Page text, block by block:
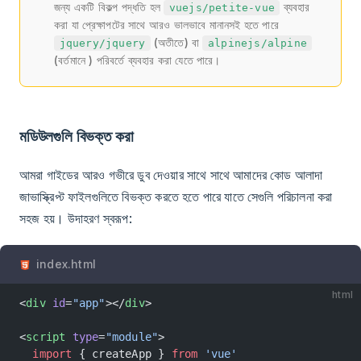
জন্য একটি বিকল্প পদ্ধতি হল vuejs/petite-vue
ব্যবহার
করা যা প্রেক্ষাপটের সাথে আরও ভালভাবে মানানসই হতে পারে
jquery/jquery (অতীতে) বা alpinejs/alpine
(বর্তমানে ) পরিবর্তে ব্যবহার করা যেতে পারে।
মডিউলগুলি বিভক্ত করা
আমরা গাইডের আরও গভীরে ডুব দেওয়ার সাথে সাথে আমাদের কোড আলাদা
জাভাস্ক্রিপ্ট ফাইলগুলিতে বিভক্ত করতে হতে পারে যাতে সেগুলি পরিচালনা করা
সহজ হয়। উদাহরণ স্বরূপ:
index.html
html
<div id="app"></div>
<script type="module">
  import
{ createApp } from 'vue'